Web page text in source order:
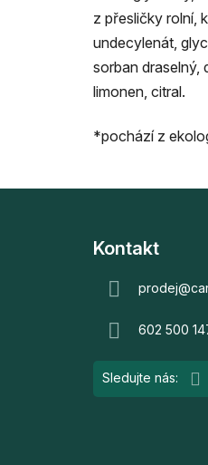
z přesličky rolní,
undecylenát,
sorban draselný,
limonen, citral.
*pochází z
Kontakt
prodej@
602 500